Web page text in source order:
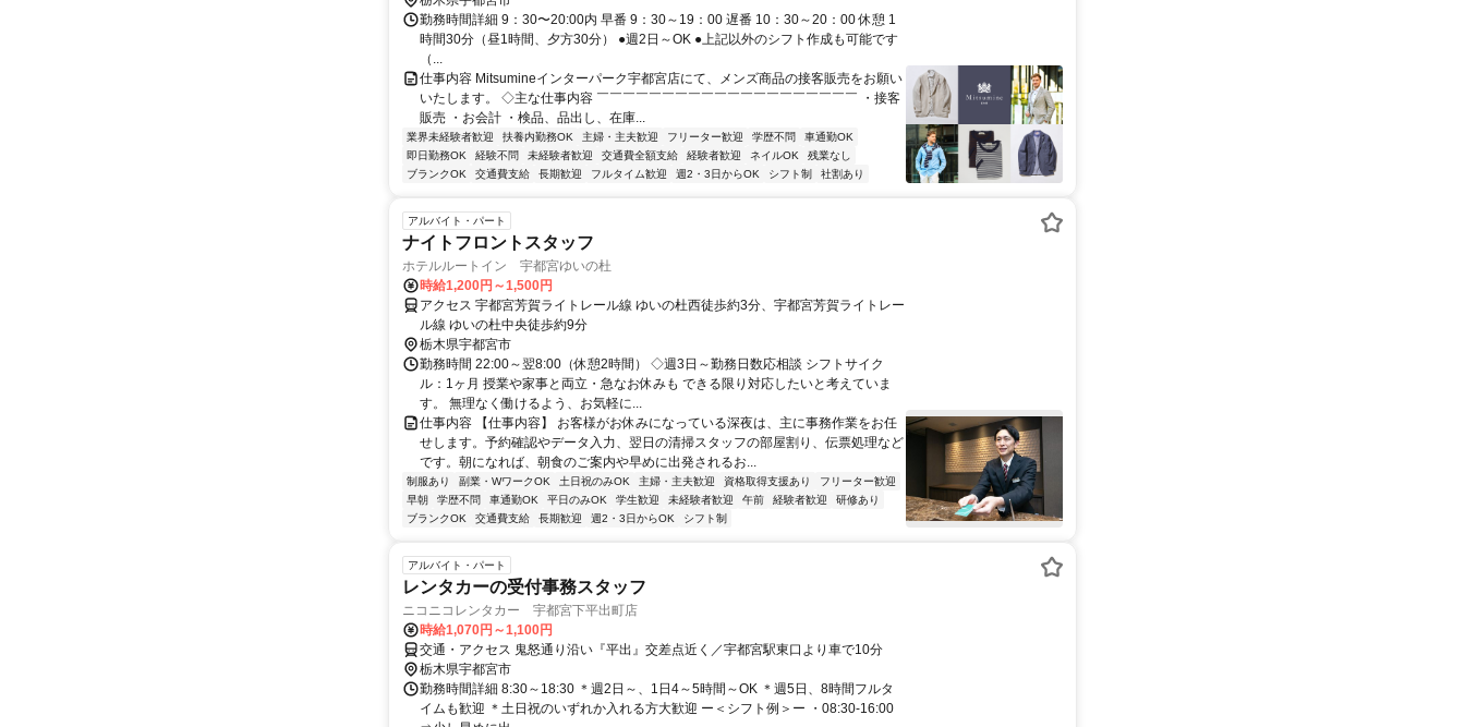
勤務時間詳細 9：30〜20:00内 早番 9：30～19：00 遅番 10：30～20：00 休憩 1
時間30分（昼1時間、夕方30分） ●週2日～OK ●上記以外のシフト作成も可能です
（...
仕事内容 Mitsumineインターパーク宇都宮店にて、メンズ商品の接客販売をお願い
いたします。 ◇主な仕事内容 ￣￣￣￣￣￣￣￣￣￣￣￣￣￣￣￣￣￣￣￣ ・接客
販売 ・お会計 ・検品、品出し、在庫...
業界未経験者歓迎 扶養内勤務OK 主婦・主夫歓迎 フリーター歓迎 学歴不問
車通勤OK
即日勤務OK
経験不問 未経験者歓迎 交通費全額支給 経験者歓迎 ネイルOK
残業なし
ブランクOK
交通費支給 長期歓迎 フルタイム歓迎 週2・3日からOK シフト制 社割あり
アルバイト・パート
ナイトフロントスタッフ
ホテルルートイン 宇都宮ゆいの杜
時給1,200円～1,500円
アクセス 宇都宮芳賀ライトレール線 ゆいの杜西徒歩約3分、宇都宮芳賀ライトレー
ル線 ゆいの杜中央徒歩約9分
栃木県宇都宮市
勤務時間 22:00～翌8:00（休憩2時間） ◇週3日～勤務日数応相談 シフトサイク
ル：1ヶ月 授業や家事と両立・急なお休みも できる限り対応したいと考えていま
す。 無理なく働けるよう、お気軽に...
仕事内容 【仕事内容】 お客様がお休みになっている深夜は、主に事務作業をお任
せします。予約確認やデータ入力、翌日の清掃スタッフの部屋割り、伝票処理など
です。朝になれば、朝食のご案内や早めに出発されるお...
制服あり 副業・WワークOK 土日祝のみOK 主婦・主夫歓迎 資格取得支援あり
フリーター歓迎
早朝
学歴不問 車通勤OK 平日のみOK 学生歓迎 未経験者歓迎 午前 経験者歓迎
研修あり
ブランクOK
交通費支給 長期歓迎 週2・3日からOK シフト制
アルバイト・パート
レンタカーの受付事務スタッフ
ニコニコレンタカー 宇都宮下平出町店
時給1,070円～1,100円
交通・アクセス 鬼怒通り沿い『平出』交差点近く／宇都宮駅東口より車で10分
栃木県宇都宮市
勤務時間詳細 8:30～18:30 ＊週2日～、1日4～5時間～OK ＊週5日、8時間フルタ
イムも歓迎 ＊土日祝のいずれか入れる方大歓迎 ー＜シフト例＞ー ・08:30-16:00